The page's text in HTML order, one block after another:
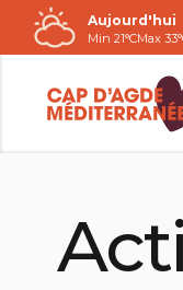
Passer
au
contenu
Aujourd'hui
Min 21°CMax